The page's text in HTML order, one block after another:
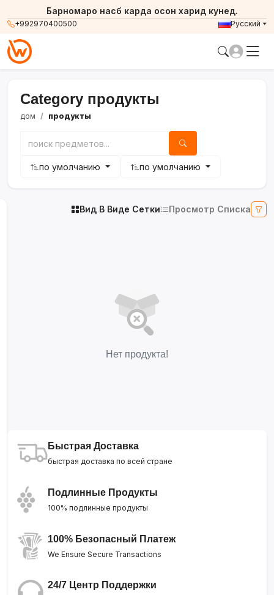
+992970400500
Барномаро насб карда осон харид кунед.
Русский
Category продукты
дом продукты
по умолчанию по умолчанию
Вид В Виде Сетки Просмотр Списка
Нет продукта!
Быстрая Доставка
быстрая доставка по всей стране
Подлинные Продукты
100% подлинные продукты
100% Безопасный Платеж
We Ensure Secure Transactions
24/7 Центр Поддержки